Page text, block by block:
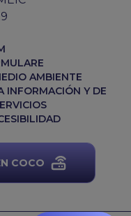
AMBIENTE
INFORMACIÓN Y DE
COCO